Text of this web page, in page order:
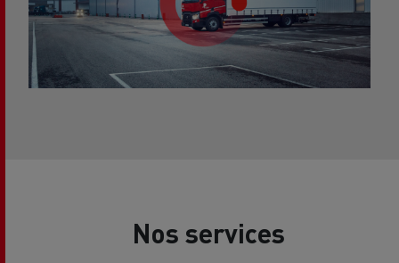
Nos services